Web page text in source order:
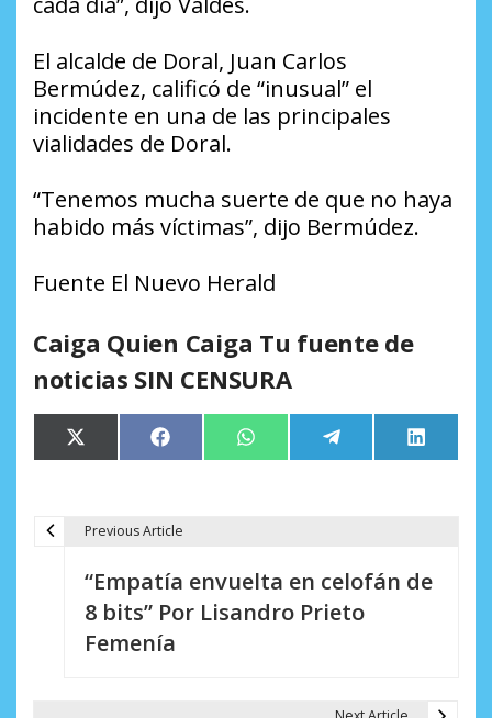
El alcalde de Doral, Juan Carlos
Bermúdez, calificó de “inusual” el
incidente en una de las principales
vialidades de Doral.
“Tenemos mucha suerte de que no haya
habido más víctimas”, dijo Bermúdez.
Fuente El Nuevo Herald
Caiga Quien Caiga Tu fuente de
noticias SIN CENSURA
Compartir
en
X
(Twitter)
Compartir
en
Facebook Compartir
en
WhatsApp Compartir
en
Telegram
en
LinkedIn
Previous Article
“Empatía envuelta en celofán de
8 bits” Por Lisandro Prieto
Femenía